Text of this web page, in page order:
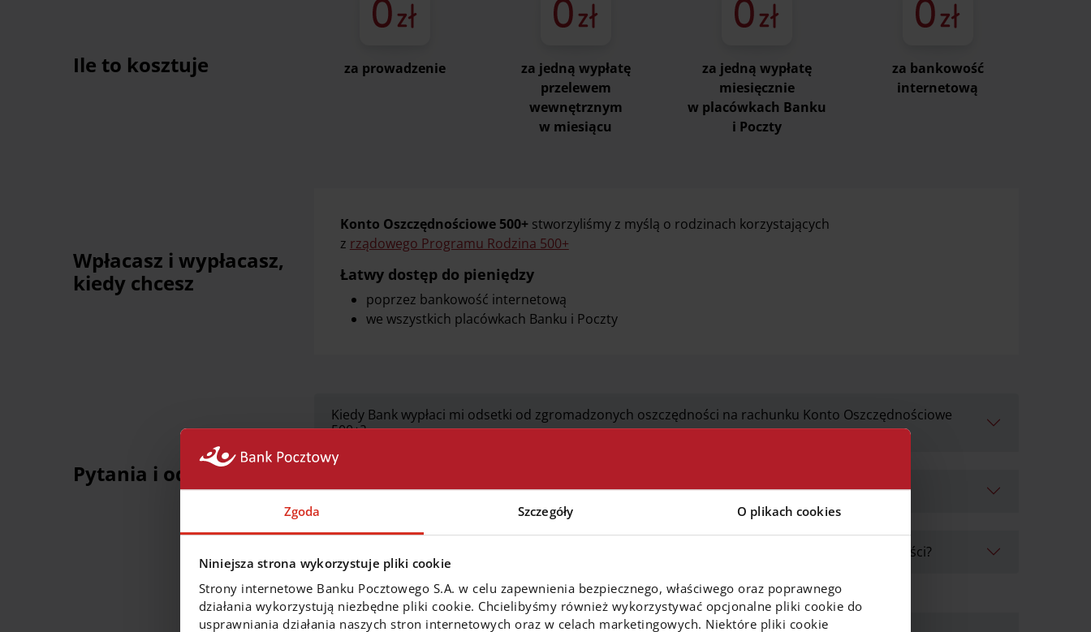
Zgoda Szczegóły O plikach cookies
Niniejsza strona wykorzystuje pliki cookie
Strony internetowe Banku Pocztowego S.A. w celu zapewnienia bezpiecznego, właściwego oraz poprawnego
działania wykorzystują niezbędne pliki cookie. Chcielibyśmy również wykorzystywać opcjonalne pliki cookie do
usprawniania działania naszych stron internetowych oraz w celach marketingowych. Niektóre pliki cookie
Ile to kosztuje za prowadzenie
za jedną wypłatę
przelewem
wewnętrznym
w miesiącu
za jedną wypłatę
miesięcznie
w placówkach Banku
i Poczty
za bankowość
internetową
Wpłacasz i wypłacasz,
kiedy chcesz
Konto Oszczędnościowe 500+ stworzyliśmy z myślą o rodzinach korzystających
z rządowego Programu Rodzina 500+
Łatwy dostęp do pieniędzy
poprzez bankowość internetową
we wszystkich placówkach Banku i Poczty
Pytania i odpowiedzi
Kiedy Bank wypłaci mi odsetki od zgromadzonych oszczędności na rachunku Konto Oszczędnościowe
500+?
Ile zapłacę za prowadzenie Konta Oszczędnościowego 500+?
Mam Konto Oszczędnościowe 500+ czy musze zapłacić podatek od zgromadzonych oszczędności?